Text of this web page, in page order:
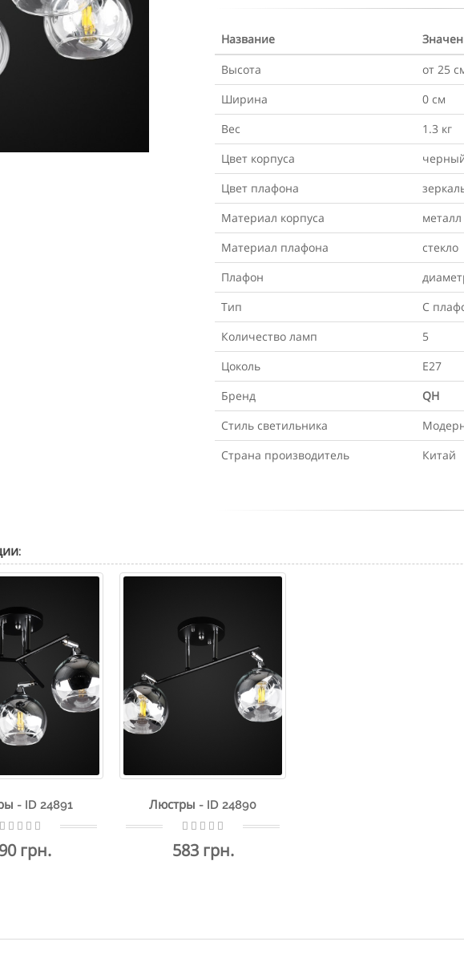
Название
Высота
от 25
Ширина
0 см
Вес
1.3 кг
Цвет корпуса
Цвет плафона
Материал корпуса
металл
Материал плафона
стекло
Плафон
Тип
С
Количество ламп
5
Цоколь
Е27
Бренд
QH
Стиль светильника
Страна производитель
Китай
- ID 24891
грн.
Люстры - ID 24890
583 грн.